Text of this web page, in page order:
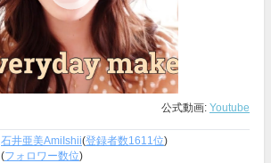
公式動画: Youtube
石井亜美AmiIshii(登録者数1611位)
(フォロワー数位)